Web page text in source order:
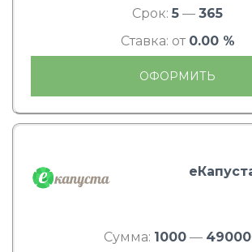
Срок: 5 — 365
Ставка: от 0.00 %
ОФОРМИТЬ
Сумма: 1000 — 49000